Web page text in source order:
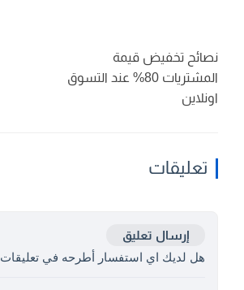
نصائح تخفيض قيمة
المشتريات 80% عند التسوق
اونلاين
تعليقات
إرسال تعليق
هل لديك اي استفسار أطرحه في تعليقات